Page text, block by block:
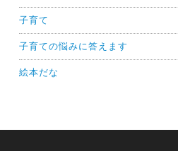
子育て
子育ての悩みに答えます
絵本だな